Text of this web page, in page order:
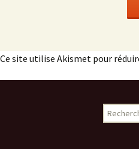
Ce site utilise Akismet pour